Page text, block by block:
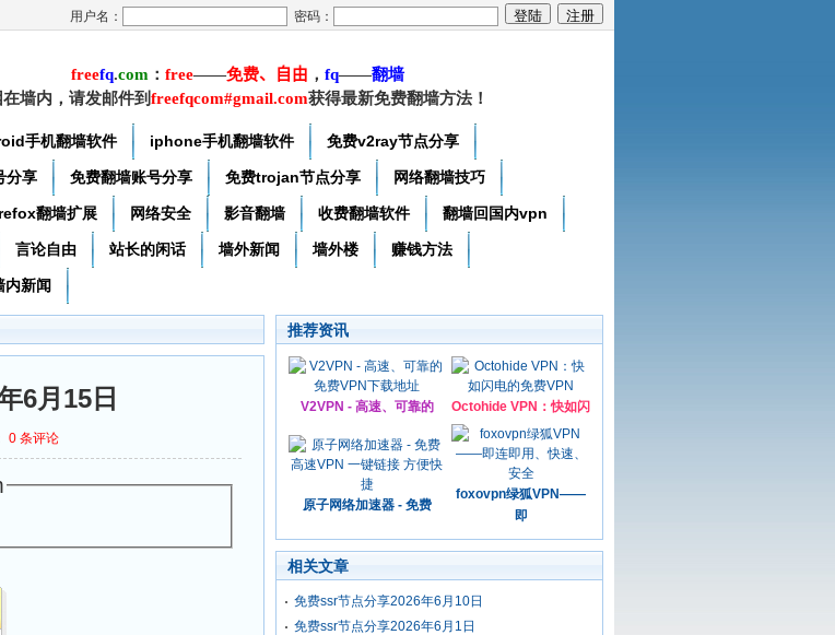
用户名： 密码：
freefq.com ： free——免费、自由 ， fq——翻墙
在墙内，请发邮件到freefqcom#gmail.com获得最新免费翻墙方法！
手机翻墙软件 iphone手机翻墙软件 免费v2ray节点分享
分享 免费翻墙账号分享 免费trojan节点分享 网络翻墙技巧
翻墙扩展 网络安全 影音翻墙 收费翻墙软件 翻墙回国内vpn
言论自由 站长的闲话 墙外新闻 墙外楼 赚钱方法
内新闻
6月15日
0 条评论
推荐资讯
V2VPN - 高速、可靠的 Octohide VPN：快如闪
原子网络加速器 - 免费
foxovpn绿狐VPN——
即
相关文章
免费ssr节点分享2026年6月10日
免费ssr节点分享2026年6月1日